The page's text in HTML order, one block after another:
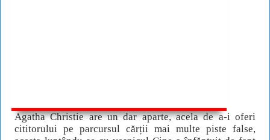
Agatha Christie are un dar aparte, acela de a-i oferi
cititorului pe parcursul cărții mai multe piste false,